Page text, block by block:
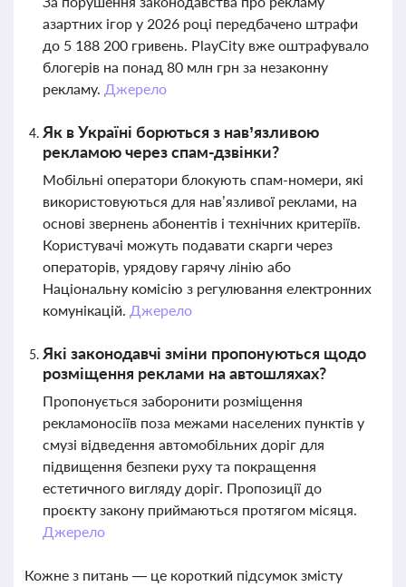
азартних ігор у 2026 році передбачено штрафи
до 5 188 200 гривень. PlayCity вже оштрафувало
блогерів на понад 80 млн грн за незаконну
рекламу. Джерело
Як в Україні борються з нав’язливою
рекламою через спам-дзвінки?
Мобільні оператори блокують спам-номери, які
використовуються для нав’язливої реклами, на
основі звернень абонентів і технічних критеріїв.
Користувачі можуть подавати скарги через
операторів, урядову гарячу лінію або
Національну комісію з регулювання електронних
комунікацій. Джерело
Які законодавчі зміни пропонуються щодо
розміщення реклами на автошляхах?
Пропонується заборонити розміщення
рекламоносіїв поза межами населених пунктів у
смузі відведення автомобільних доріг для
підвищення безпеки руху та покращення
естетичного вигляду доріг. Пропозиції до
проєкту закону приймаються протягом місяця.
Джерело
Кожне з питань — це короткий підсумок змісту